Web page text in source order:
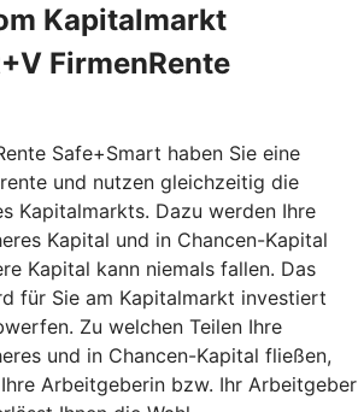
Kapitalmarkt
FirmenRente
Safe+Smart haben Sie eine
und nutzen gleichzeitig die
Kapitalmarkts. Dazu werden Ihre
Kapital und in Chancen-Kapital
Kapital kann niemals fallen. Das
für Sie am Kapitalmarkt investiert
Zu welchen Teilen Ihre
und in Chancen-Kapital fließen,
Arbeitgeberin bzw. Ihr Arbeitgeber